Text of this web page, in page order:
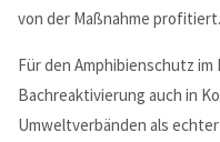
von der Maßnahme profitiert.
Für den Amphibienschutz
Bachreaktivierung auch in
Umweltverbänden als